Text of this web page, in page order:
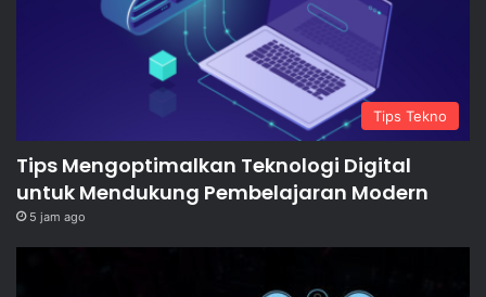
Tips Tekno
Tips Mengoptimalkan Teknologi Digital
untuk Mendukung Pembelajaran Modern
5 jam ago